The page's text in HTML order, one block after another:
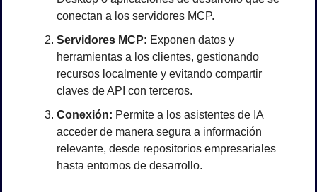
conectan a los servidores MCP.
Servidores MCP: Exponen datos y
herramientas a los clientes, gestionando
recursos localmente y evitando compartir
claves de API con terceros.
Conexión: Permite a los asistentes de IA
acceder de manera segura a información
relevante, desde repositorios empresariales
hasta entornos de desarrollo.